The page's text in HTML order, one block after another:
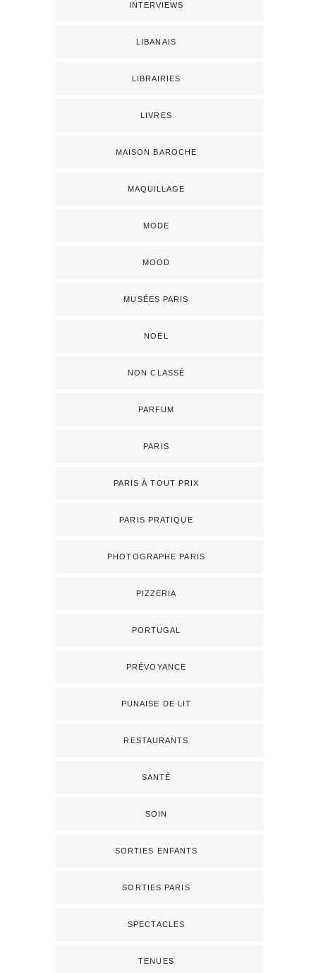
INTERVIEWS
LIBANAIS
LIBRAIRIES
LIVRES
MAISON BAROCHE
MAQUILLAGE
MODE
MOOD
MUSÉES PARIS
NOËL
NON CLASSÉ
PARFUM
PARIS
PARIS À TOUT PRIX
PARIS PRATIQUE
PHOTOGRAPHE PARIS
PIZZERIA
PORTUGAL
PRÉVOYANCE
PUNAISE DE LIT
RESTAURANTS
SANTÉ
SOIN
SORTIES ENFANTS
SORTIES PARIS
SPECTACLES
TENUES